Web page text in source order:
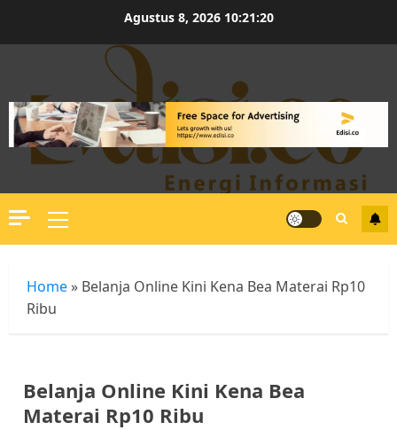
Agustus 8, 2026 10:21:20
Primary
Menu
Home » Belanja Online Kini Kena Bea Materai Rp10
Ribu
Belanja Online Kini Kena Bea
Materai Rp10 Ribu